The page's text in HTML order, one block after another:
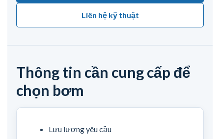
Liên hệ kỹ thuật
Thông tin cần cung cấp để
chọn bơm
Lưu lượng yêu cầu